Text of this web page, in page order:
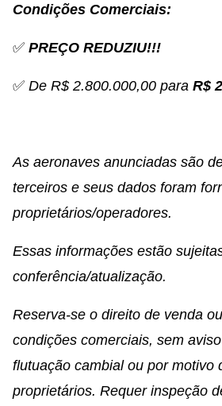
Condições Comerciais:
✅ PREÇO REDUZIU!!!
✅ De R$ 2.800.000,00 para R$
As aeronaves anunciadas são
terceiros e seus dados foram
proprietários/operadores.
Essas informações estão
conferência/atualização.
Reserva-se o direito de venda
condições comerciais, sem
flutuação cambial ou por motivo
proprietários. Requer inspeção